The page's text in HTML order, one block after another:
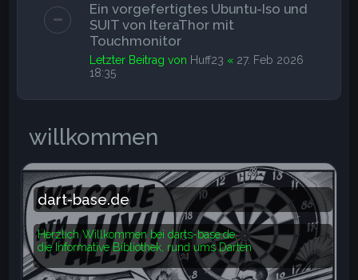
Ein vorgefertigtes Ubuntu-Iso und
SUIT von IteraThor mit
Touchmonitor
Letzter Beitrag von Huff23 « 27. Feb 2026
18:35
willkommen
dart-base.de
Herzlich Willkommen bei darts-base.de,
die Informative Bibliothek, rund ums Darten